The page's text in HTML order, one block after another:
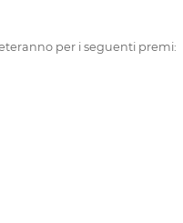
per i seguenti premi: